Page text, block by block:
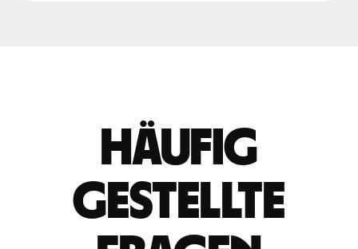
Häufig
gestellte